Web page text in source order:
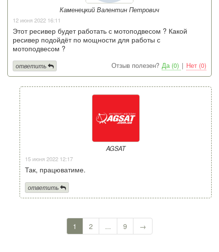
Каменецкий Валентин Петрович
12 июня 2022 16:11
Этот ресивер будет работать с мотоподвесом ? Какой
ресивер подойдёт по мощности для работы с
мотоподвесом ?
Отзыв полезен? Да (0) | Нет (0)
ответить
AGSAT
15 июня 2022 12:17
Так, працюватиме.
ответить
1 2 ... 9 →